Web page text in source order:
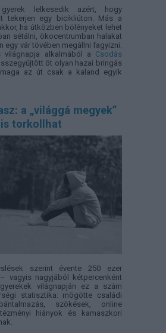
lelkesedik azért, hogy
tekerjen egy bicikliúton. Más a
ha útközben bölényeket lehet
sétálni, ökocentrumban halakat
egy vár tövében megállni fagyizni.
világnapja alkalmából a Csodás
öt olyan hazai bringás
az út csak a kaland egyik
a „világgá megyek”
torkollhat
szerint évente 250 ezer
vagyis nagyjából kétpercenként
világnapján ez a szám
statisztika: mögötte családi
szökések, online
hiányok és kamaszkori